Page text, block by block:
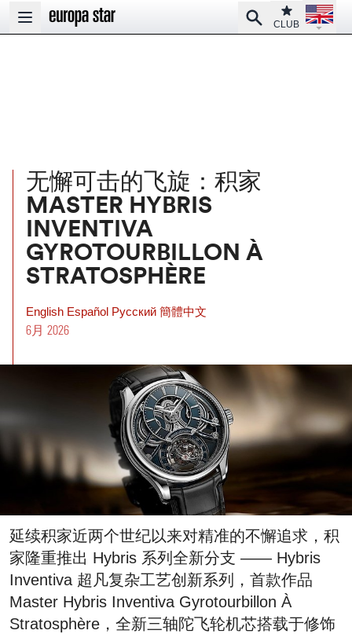
Open main menu
SearchClub
CLUB
Open
无懈可击的飞旋：积家
MASTER HYBRIS
INVENTIVA
GYROTOURBILLON À
STRATOSPHÈRE
English Español Pусский 簡體中文
6月 2026
延续积家近两个世纪以来对精准的不懈追求，积
家隆重推出 Hybris 系列全新分支 —— Hybris
Inventiva 超凡复杂工艺创新系列，首款作品
Master Hybris Inventiva Gyrotourbillon À
Stratosphère，全新三轴陀飞轮机芯搭载于修饰